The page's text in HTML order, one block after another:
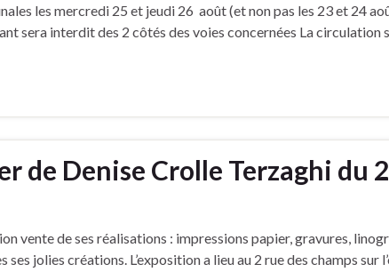
les mercredi 25 et jeudi 26 août (et non pas les 23 et 24
sera interdit des 2 côtés des voies concernées La circulation
de Denise Crolle Terzaghi du
vente de ses réalisations : impressions papier, gravures,
jolies créations. L’exposition a lieu au 2 rue des champs sur